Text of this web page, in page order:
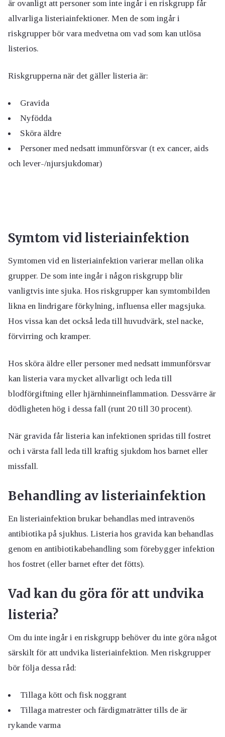
är ovanligt att personer som inte ingår i en riskgrupp får
allvarliga listeriainfektioner. Men de som ingår i
riskgrupper bör vara medvetna om vad som kan utlösa
listerios.
Riskgrupperna när det gäller listeria är:
Gravida
Nyfödda
Sköra äldre
Personer med nedsatt immunförsvar (t ex cancer, aids
och lever-/njursjukdomar)
Symtom vid listeriainfektion
Symtomen vid en listeriainfektion varierar mellan olika
grupper. De som inte ingår i någon riskgrupp blir
vanligtvis inte sjuka. Hos riskgrupper kan symtombilden
likna en lindrigare förkylning, influensa eller magsjuka.
Hos vissa kan det också leda till huvudvärk, stel nacke,
förvirring och kramper.
Hos sköra äldre eller personer med nedsatt immunförsvar
kan listeria vara mycket allvarligt och leda till
blodförgiftning eller hjärnhinneinflammation. Dessvärre är
dödligheten hög i dessa fall (runt 20 till 30 procent).
När gravida får listeria kan infektionen spridas till fostret
och i värsta fall leda till kraftig sjukdom hos barnet eller
missfall.
Behandling av listeriainfektion
En listeriainfektion brukar behandlas med intravenös
antibiotika på sjukhus. Listeria hos gravida kan behandlas
genom en antibiotikabehandling som förebygger infektion
hos fostret (eller barnet efter det fötts).
Vad kan du göra för att undvika
listeria?
Om du inte ingår i en riskgrupp behöver du inte göra något
särskilt för att undvika listeriainfektion. Men riskgrupper
bör följa dessa råd:
Tillaga kött och fisk noggrant
Tillaga matrester och färdigmaträtter tills de är
rykande varma